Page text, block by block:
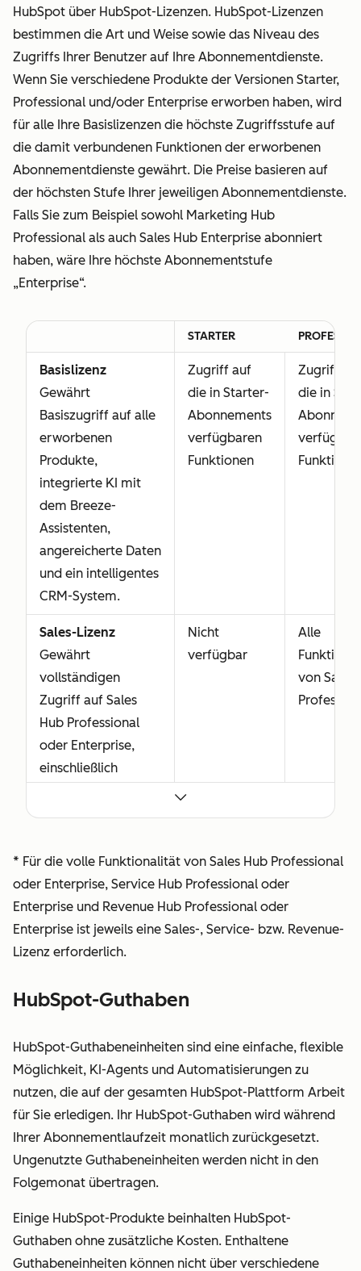
HubSpot über HubSpot-Lizenzen. HubSpot-Lizenzen
bestimmen die Art und Weise sowie das Niveau des
Zugriffs Ihrer Benutzer auf Ihre Abonnementdienste.
Wenn Sie verschiedene Produkte der Versionen Starter,
Professional und/oder Enterprise erworben haben, wird
für alle Ihre Basislizenzen die höchste Zugriffsstufe auf
die damit verbundenen Funktionen der erworbenen
Abonnementdienste gewährt. Die Preise basieren auf
der höchsten Stufe Ihrer jeweiligen Abonnementdienste.
Falls Sie zum Beispiel sowohl Marketing Hub
Professional als auch Sales Hub Enterprise abonniert
haben, wäre Ihre höchste Abonnementstufe
„Enterprise“.
STARTER
Basislizenz
Gewährt
Basiszugriff auf alle
erworbenen
Produkte,
integrierte KI mit
dem Breeze-
Assistenten,
angereicherte Daten
und ein intelligentes
CRM-System.
Zugriff auf
die in Starter-
Abonnements
verfügbaren
Funktionen
Zugriff auf
die in
Sales-Lizenz
Gewährt
vollständigen
Zugriff auf Sales
Hub Professional
oder Enterprise,
einschließlich
Vertrieb entwickelt
wurden. Die Sales-
Lizenz umfasst auch
den Zugriff auf die
Basislizenz.
Nicht
verfügbar
Alle
von Sales
Gewährt
Zugriff auf Service
Hub Professional
oder Enterprise,
einschließlich
erweiterter
Funktionen, die
speziell für
Serviceteams
entwickelt wurden.
Die Service-Lizenz
verfügbar
Hub
* Für die volle Funktionalität von Sales Hub Professional
oder Enterprise, Service Hub Professional oder
Enterprise und Revenue Hub Professional oder
Enterprise ist jeweils eine Sales-, Service- bzw. Revenue-
Lizenz erforderlich.
HubSpot-Guthaben
HubSpot-Guthabeneinheiten sind eine einfache, flexible
Möglichkeit, KI-Agents und Automatisierungen zu
nutzen, die auf der gesamten HubSpot-Plattform Arbeit
für Sie erledigen. Ihr HubSpot-Guthaben wird während
Ihrer Abonnementlaufzeit monatlich zurückgesetzt.
Ungenutzte Guthabeneinheiten werden nicht in den
Folgemonat übertragen.
Einige HubSpot-Produkte beinhalten HubSpot-
Guthaben ohne zusätzliche Kosten. Enthaltene
Guthabeneinheiten können nicht über verschiedene